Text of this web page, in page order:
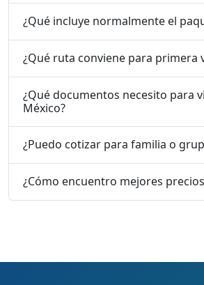
¿Qué incluye normalmente el
¿Qué ruta conviene para primera
¿Qué documentos necesito para
México?
¿Puedo cotizar para familia o
¿Cómo encuentro mejores